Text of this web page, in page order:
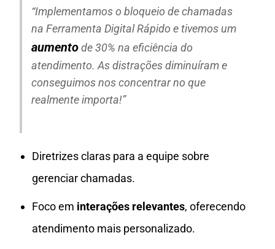
“Implementamos o bloqueio de chamadas
na Ferramenta Digital Rápido e tivemos um
aumentode 30% na eficiência do
atendimento. As distrações diminuíram e
conseguimos nos concentrar no que
realmente importa!”
Diretrizes claras para a equipe sobre
gerenciar chamadas.
Foco em interações relevantes, oferecendo
atendimento mais personalizado.